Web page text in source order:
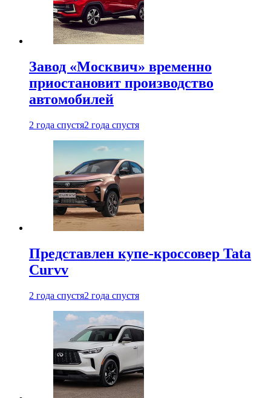
Завод «Москвич» временно
приостановит производство
автомобилей
2 года спустя2 года спустя
Представлен купе-кроссовер Tata
Curvv
2 года спустя2 года спустя